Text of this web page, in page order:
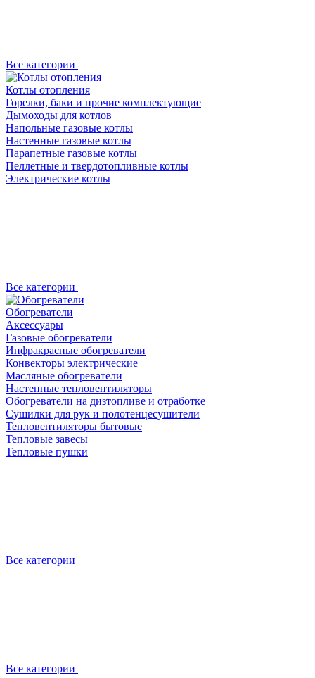
Все категории
Котлы отопления
Горелки, баки и прочие комплектующие
Дымоходы для котлов
Напольные газовые котлы
Настенные газовые котлы
Парапетные газовые котлы
Пеллетные и твердотопливные котлы
Электрические котлы
Все категории
Обогреватели
Аксессуары
Газовые обогреватели
Инфракрасные обогреватели
Конвекторы электрические
Масляные обогреватели
Настенные тепловентиляторы
Обогреватели на дизтопливе и отработке
Сушилки для рук и полотенцесушители
Тепловентиляторы бытовые
Тепловые завесы
Тепловые пушки
Все категории
Все категории